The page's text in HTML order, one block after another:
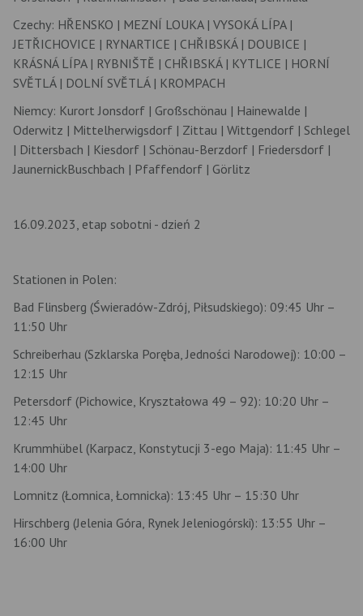
Czechy: HŘENSKO | MEZNÍ LOUKA | VYSOKÁ LÍPA |
JETŘICHOVICE | RYNARTICE | CHŘIBSKÁ | DOUBICE |
KRÁSNÁ LÍPA | RYBNIŠTĚ | CHŘIBSKÁ | KYTLICE | HORNÍ
SVĚTLÁ | DOLNÍ SVĚTLÁ | KROMPACH
Niemcy: Kurort Jonsdorf | Großschönau | Hainewalde |
Oderwitz | Mittelherwigsdorf | Zittau | Wittgendorf | Schlegel
| Dittersbach | Kiesdorf | Schönau-Berzdorf | Friedersdorf |
JaunernickBuschbach | Pfaffendorf | Görlitz
16.09.2023, etap sobotni - dzień 2
Stationen in Polen:
Bad Flinsberg (Świeradów-Zdrój, Piłsudskiego): 09:45 Uhr –
11:50 Uhr
Schreiberhau (Szklarska Poręba, Jedności Narodowej): 10:00 –
12:15 Uhr
Petersdorf (Pichowice, Kryształowa 49 – 92): 10:20 Uhr –
12:45 Uhr
Krummhübel (Karpacz, Konstytucji 3-ego Maja): 11:45 Uhr –
14:00 Uhr
Lomnitz (Łomnica, Łomnicka): 13:45 Uhr – 15:30 Uhr
Hirschberg (Jelenia Góra, Rynek Jeleniogórski): 13:55 Uhr –
16:00 Uhr